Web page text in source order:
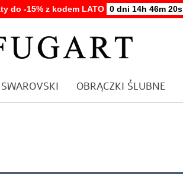
do -15% z kodem LATO 0 dni 14h 46m 20s
SWAROVSKI OBRĄCZKI ŚLUBNE